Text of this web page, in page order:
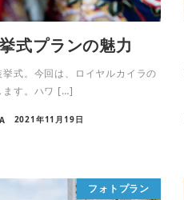
式プランの魅力
式。今回は、ロイヤルカイラの
ます。ハワ […]
2021年11月19日
フォトプラン